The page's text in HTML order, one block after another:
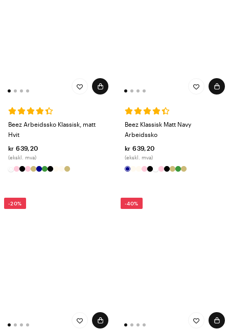
Beez Arbeidssko Klassisk, matt
Hvit
kr 639,20
(ekskl. mva)
Beez Klassisk Matt Navy
Arbeidssko
kr 639,20
(ekskl. mva)
-20% -40%